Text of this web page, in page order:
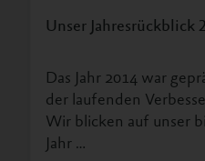
Unser Jahresrückblick
Das Jahr 2014 war
der laufenden
Wir blicken auf unser
Jahr …